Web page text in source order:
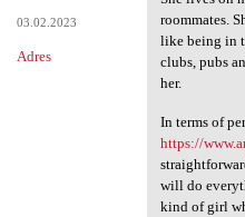
03.02.2023
Adres
roommates.
like being in
clubs, pubs
her.
In terms of
https://
will do
kind of girl